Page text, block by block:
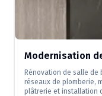
Modernisation
Rénovation de salle
réseaux de plomberie,
plâtrerie et installation